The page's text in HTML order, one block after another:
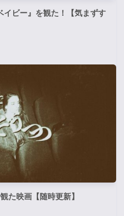
イビー』を観た！【気まずす
た映画【随時更新】